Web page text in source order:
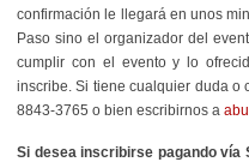
confirmación le llegará en unos
Paso sino el organizador del
cumplir con el evento y lo
inscribe. Si tiene cualquier duda o
8843-3765 o bien escribirnos a
Si desea inscribirse pagando vía